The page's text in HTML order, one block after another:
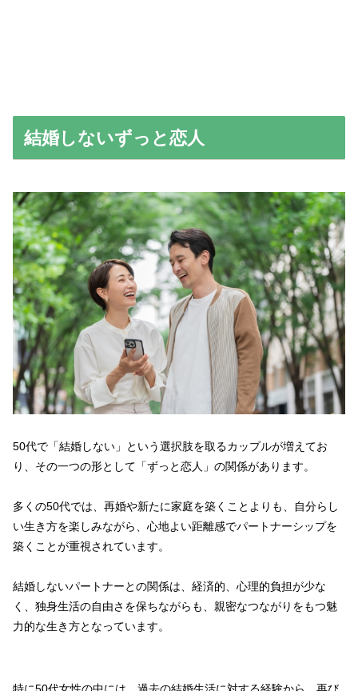
結婚しないずっと恋人
50代で「結婚しない」という選択肢を取るカップルが増えてお
り、その一つの形として「ずっと恋人」の関係があります。
多くの50代では、再婚や新たに家庭を築くことよりも、自分らし
い生き方を楽しみながら、心地よい距離感でパートナーシップを
築くことが重視されています。
結婚しないパートナーとの関係は、経済的、心理的負担が少な
く、独身生活の自由さを保ちながらも、親密なつながりをもつ魅
力的な生き方となっています。